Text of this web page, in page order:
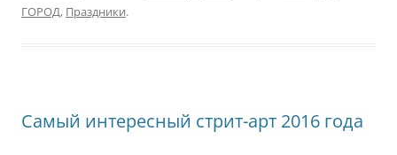
ГОРОД, Праздники.
Самый интересный стрит-арт 2016 года